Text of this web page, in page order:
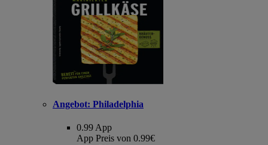
Angebot: Philadelphia
0.99 App
App Preis von 0.99€